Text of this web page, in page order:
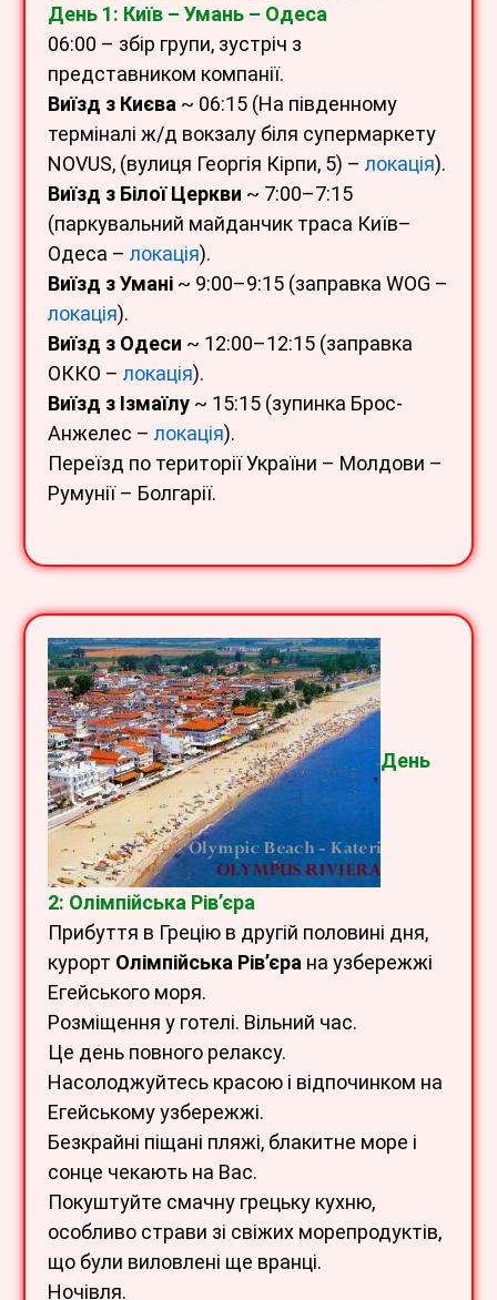
День 1: Київ – Умань – Одеса
06:00 – збір групи, зустріч з
представником компанії.
Виїзд з Києва ~ 06:15 (На південному
терміналі ж/д вокзалу біля супермаркету
NOVUS, (вулиця Георгія Кірпи, 5) – локація).
Виїзд з Білої Церкви ~ 7:00–7:15
(паркувальний майданчик траса Київ–
Одеса – локація).
Виїзд з Умані ~ 9:00–9:15 (заправка WOG –
локація).
Виїзд з Одеси ~ 12:00–12:15 (заправка
ОККО – локація).
Виїзд з Ізмаїлу ~ 15:15 (зупинка Брос-
Анжелес – локація).
Переїзд по території України – Молдови –
Румунії – Болгарії.
День
2: Олімпійська Рів’єра
Прибуття в Грецію в другій половині дня,
курорт Олімпійська Рів’єра на узбережжі
Егейського моря.
Розміщення у готелі. Вільний час.
Це день повного релаксу.
Насолоджуйтесь красою і відпочинком на
Егейському узбережжі.
Безкрайні піщані пляжі, блакитне море і
сонце чекають на Вас.
Покуштуйте смачну грецьку кухню,
особливо страви зі свіжих морепродуктів,
що були виловлені ще вранці.
Ночівля.